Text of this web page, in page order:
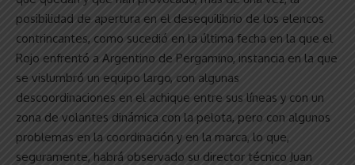
posibilidad de apertura en el desequilibrio de los elencos
contrincantes, como sucedió en la última fecha en la que el
Rojo enfrentó a Argentino de Pergamino, instancia en la que
se vislumbró un equipo largo, con algunas
descoordinaciones en el achique entre sus líneas y con un
zona de volantes dinámica con la pelota, pero con algunos
problemas en la coordinación y en la marca, lo que,
seguramente, habrá observado su director técnico Juan